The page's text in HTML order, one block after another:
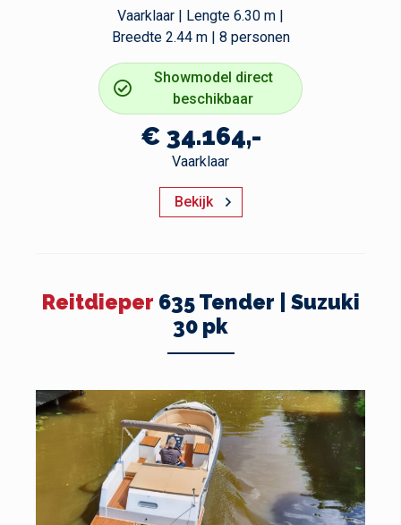
Vaarklaar | Lengte 6.30 m |
Breedte 2.44 m | 8 personen
Showmodel direct
beschikbaar
€ 34.164,-
Vaarklaar
Bekijk
Reitdieper 635 Tender | Suzuki
30 pk